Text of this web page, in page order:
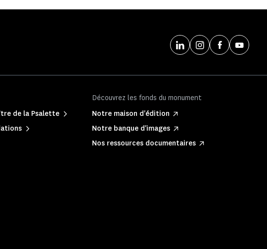
de la Psalette
Découvrez les fonds du monument
Notre maison d'édition
Notre banque d'images
Nos ressources documentaires